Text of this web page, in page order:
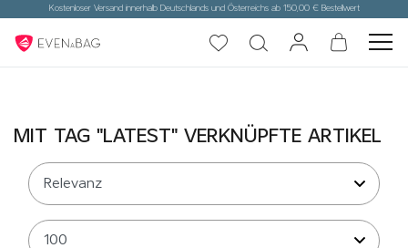
Kostenloser Versand innerhalb Deutschlands und Österreichs ab 150,00 € Bestellwert
MIT TAG "LATEST" VERKNÜPFTE ARTIKEL